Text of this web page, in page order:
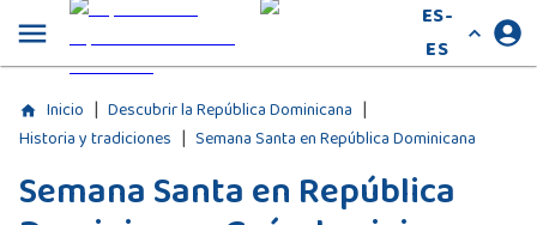
ES-
ES
Inicio | Descubrir la República Dominicana |
Historia y tradiciones | Semana Santa en República Dominicana
Semana Santa en República